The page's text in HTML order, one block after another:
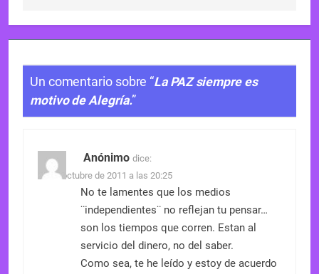
Un comentario sobre “La PAZ siempre es
motivo de Alegría.”
Anónimo dice:
29 de octubre de 2011 a las 20:25
No te lamentes que los medios
¨independientes¨ no reflejan tu pensar…
son los tiempos que corren. Estan al
servicio del dinero, no del saber.
Como sea, te he leído y estoy de acuerdo